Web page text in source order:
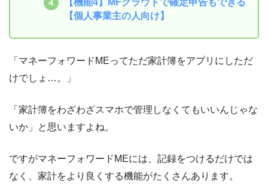
【機能4】MFクラウドで確定申告もできる
【個人事業主の人向け】
「マネーフォワードMEってただ家計簿をアプリにしただ
けでしょ…。」
「家計簿をわざわざスマホで管理しなくてもいいんじゃな
いか」と思いますよね。
ですがマネーフォワードMEには、記録をつけるだけでは
なく、家計をより良くする機能がたくさんあります。